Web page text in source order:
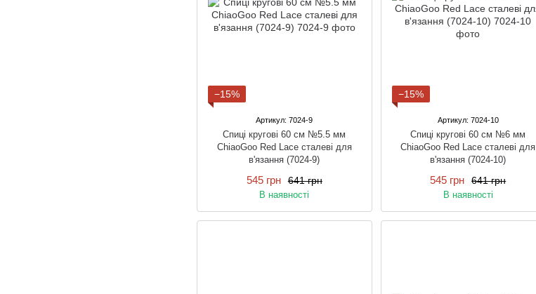
−15%
Артикул: 7024-9
Спиці кругові 60 см №5.5 мм
ChiaoGoo Red Lace сталеві для
в'язання (7024-9)
641 грн
545 грн
В наявності
−15%
Артикул: 7024-10
Спиці кругові 60 см №6 мм
ChiaoGoo Red Lace сталеві для
в'язання (7024-10)
641 грн
545 грн
В наявності